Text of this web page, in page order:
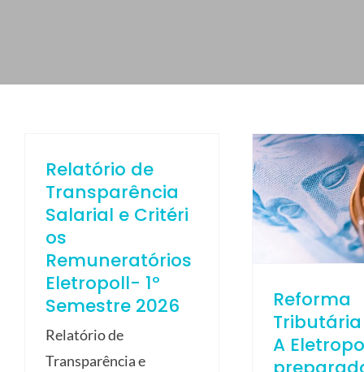
ESPAÑOL
Relatório de
Transparência
Salarial e Critéri
os
Remuneratórios
Eletropoll- 1º
Semestre 2026
Relatório de
Transparência e
Reforma
A